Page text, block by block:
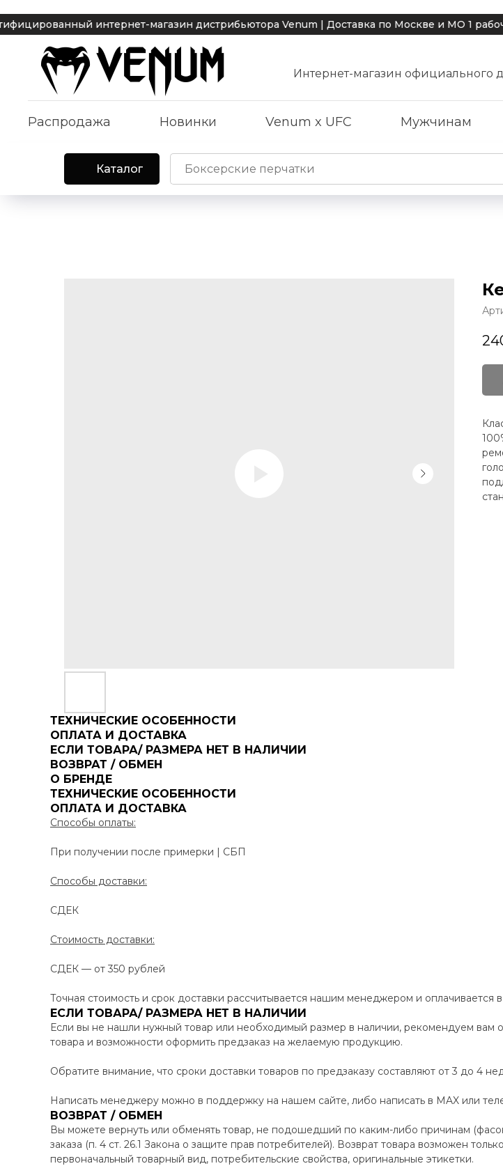
интернет-магазин дистрибьютора Venum | Доставка по Москве и МО 1
Интернет-магазин официального
Распродажа Новинки Venum x UFC Мужчинам
Каталог
ТЕХНИЧЕСКИЕ ОСОБЕННОСТИ
ОПЛАТА И ДОСТАВКА
ЕСЛИ ТОВАРА/ РАЗМЕРА НЕТ В НАЛИЧИИ
ВОЗВРАТ / ОБМЕН
О БРЕНДЕ
ТЕХНИЧЕСКИЕ ОСОБЕННОСТИ
ОПЛАТА И ДОСТАВКА
Способы оплаты:
При получении после примерки | СБП
Способы доставки:
СДЕК
Стоимость доставки:
СДЕК — от 350 рублей
Точная стоимость и срок доставки рассчитывается нашим менеджером и оплачивается
ЕСЛИ ТОВАРА/ РАЗМЕРА НЕТ В НАЛИЧИИ
Если вы не нашли нужный товар или необходимый размер в наличии, рекомендуем
товара и возможности оформить предзаказ на желаемую продукцию.
Обратите внимание, что сроки доставки товаров по предзаказу составляют от 3 до 4
Написать менеджеру можно в поддержку на нашем сайте, либо написать в MAX или
ВОЗВРАТ / ОБМЕН
Вы можете вернуть или обменять товар, не подошедший по каким-либо причинам
заказа (п. 4 ст. 26.1 Закона о защите прав потребителей). Возврат товара возможен
первоначальный товарный вид, потребительские свойства, оригинальные этикетки.